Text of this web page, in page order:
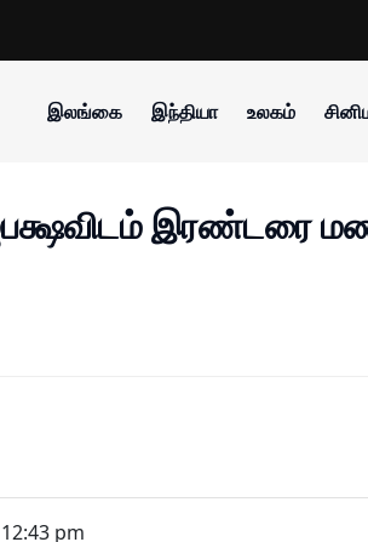
இலங்கை இந்தியா உலகம்
இரண்டரை
pm